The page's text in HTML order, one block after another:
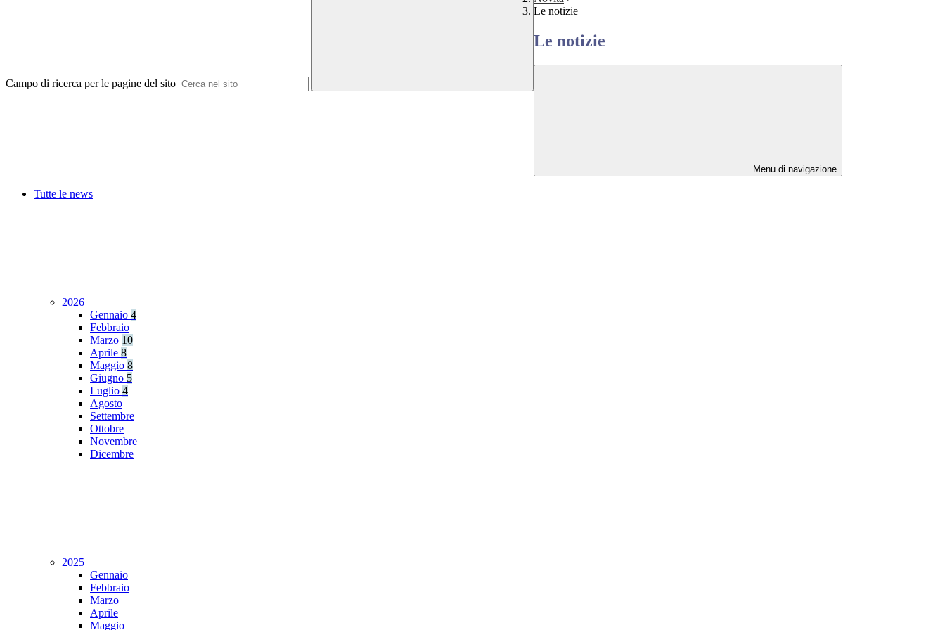
Campo di ricerca per le pagine del sito
Le notizie
Le notizie
Menu di navigazione
Tutte le news
2026
Gennaio 4
Febbraio
Marzo 10
Aprile 8
Maggio 8
Giugno 5
Luglio 4
Agosto
Settembre
Ottobre
Novembre
Dicembre
2025
Gennaio
Febbraio
Marzo
Aprile
Maggio